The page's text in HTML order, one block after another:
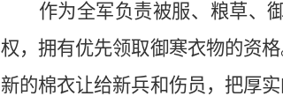
作为全军负责被服、粮草、
权，拥有优先领取御寒衣物的资
新的棉衣让给新兵和伤员，把厚